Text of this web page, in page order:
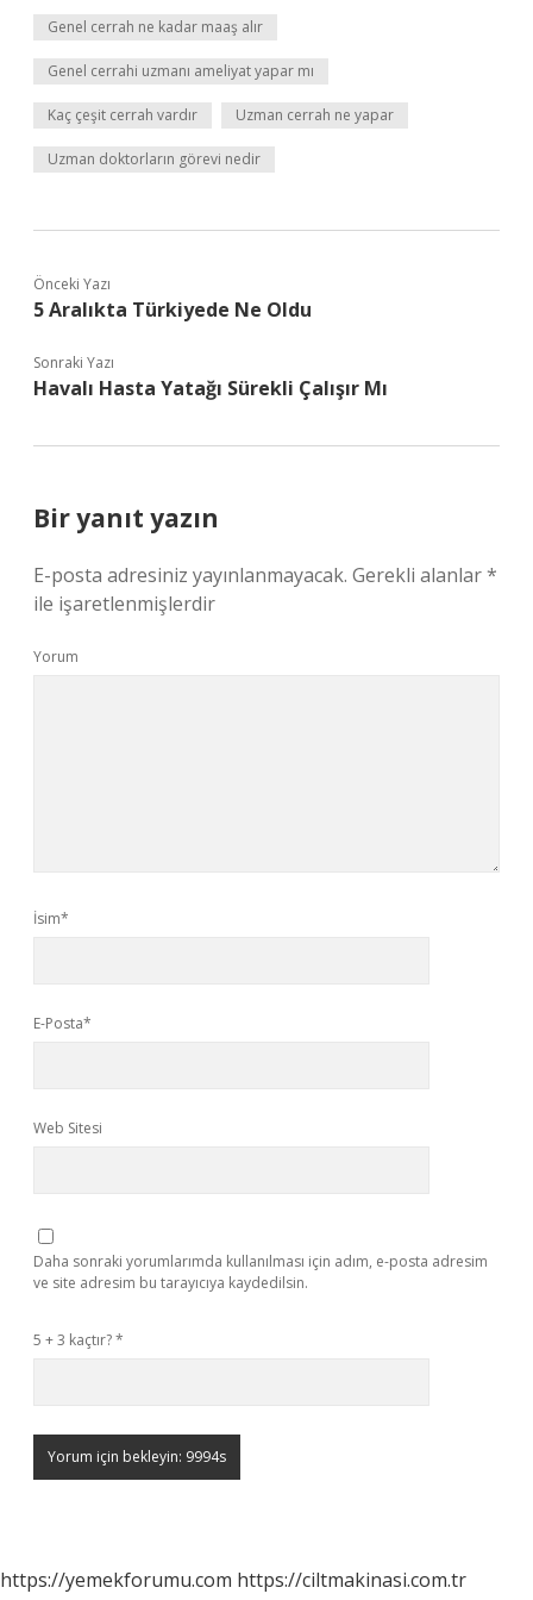
Genel cerrah ne kadar maaş alır
Genel cerrahi uzmanı ameliyat yapar mı
Kaç çeşit cerrah vardır Uzman cerrah ne yapar
Uzman doktorların görevi nedir
Önceki Yazı
5 Aralıkta Türkiyede Ne Oldu
Sonraki Yazı
Havalı Hasta Yatağı Sürekli Çalışır Mı
Bir yanıt yazın
E-posta adresiniz yayınlanmayacak. Gerekli alanlar*
ile işaretlenmişlerdir
Yorum
İsim*
E-Posta*
Web Sitesi
Daha sonraki yorumlarımda kullanılması için adım, e-posta adresim
ve site adresim bu tarayıcıya kaydedilsin.
5 + 3 kaçtır?*
https://yemekforumu.com https://ciltmakinasi.com.tr